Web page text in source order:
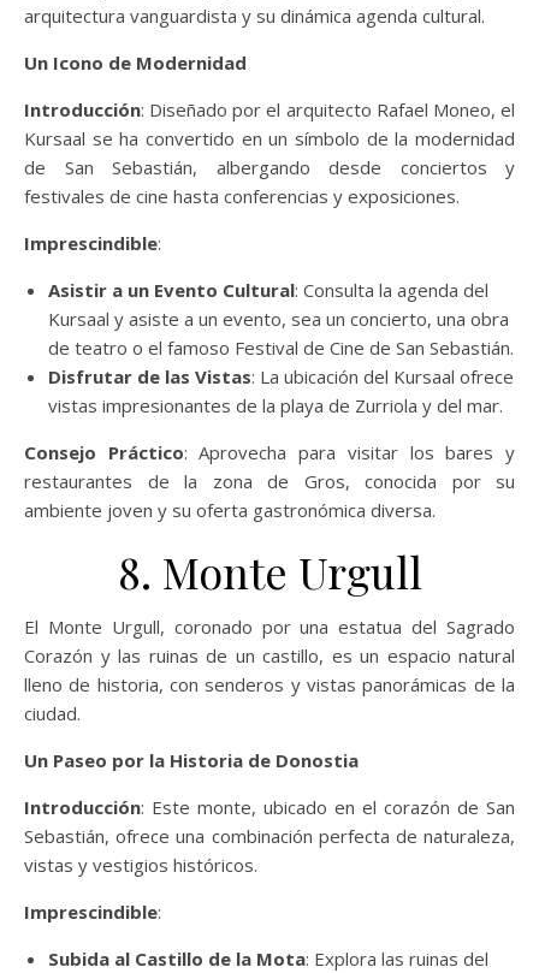
arquitectura vanguardista y su dinámica agenda cultural.
Un Icono de Modernidad
Introducción: Diseñado por el arquitecto Rafael Moneo, el
Kursaal se ha convertido en un símbolo de la modernidad
de San Sebastián, albergando desde conciertos y
festivales de cine hasta conferencias y exposiciones.
Imprescindible:
Asistir a un Evento Cultural: Consulta la agenda del
Kursaal y asiste a un evento, sea un concierto, una obra
de teatro o el famoso Festival de Cine de San Sebastián.
Disfrutar de las Vistas: La ubicación del Kursaal ofrece
vistas impresionantes de la playa de Zurriola y del mar.
Consejo Práctico: Aprovecha para visitar los bares y
restaurantes de la zona de Gros, conocida por su
ambiente joven y su oferta gastronómica diversa.
8. Monte Urgull
El Monte Urgull, coronado por una estatua del Sagrado
Corazón y las ruinas de un castillo, es un espacio natural
lleno de historia, con senderos y vistas panorámicas de la
ciudad.
Un Paseo por la Historia de Donostia
Introducción: Este monte, ubicado en el corazón de San
Sebastián, ofrece una combinación perfecta de naturaleza,
vistas y vestigios históricos.
Imprescindible:
Subida al Castillo de la Mota: Explora las ruinas del